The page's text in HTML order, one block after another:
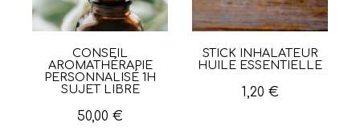
Aperçu rapide
CONSEIL
AROMATHÉRAPIE
PERSONNALISÉ 1H
SUJET LIBRE
50,00 €
Aperçu rapide
STICK INHALATEUR
HUILE ESSENTIELLE
1,20 €